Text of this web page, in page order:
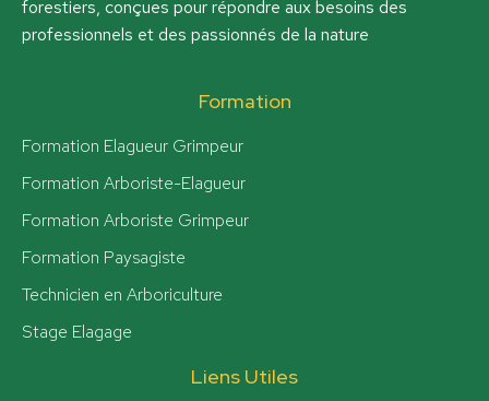
forestiers, conçues pour répondre aux besoins des
professionnels et des passionnés de la nature
Formation
Formation Elagueur Grimpeur
Formation Arboriste-Elagueur
Formation Arboriste Grimpeur
Formation Paysagiste
Technicien en Arboriculture
Stage Elagage
Liens Utiles